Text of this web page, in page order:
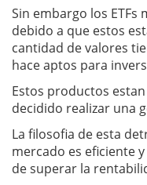
Sin embargo los
debido a que estos
cantidad de valores
hace aptos para
Estos productos
decidido realizar una
La filosofia de esta
mercado es eficiente
de superar la